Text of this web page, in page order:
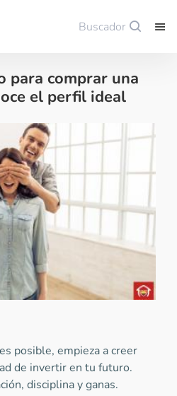
Buscador
para comprar una
el perfil ideal
nueva - 2018-03-13
es posible, empieza a creer
de invertir en tu futuro.
disciplina y ganas.
Guardar